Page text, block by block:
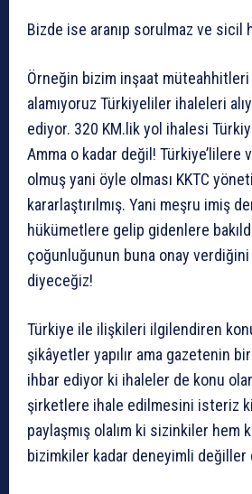
Bizde ise aranıp sorulmaz ve sicil
Örneğin bizim inşaat
alamıyoruz Türkiyeliler ihaleleri
ediyor. 320 KM.lik yol ihalesi
Amma o kadar değil! Türkiye’lilere
olmuş yani öyle olması KKTC
kararlaştırılmış. Yani meşru imiş
hükümetlere gelip gidenlere
çoğunluğunun buna onay
diyeceğiz!
Türkiye ile ilişkileri ilgilendiren
şikâyetler yapılır ama gazetenin
ihbar ediyor ki ihaleler de konu
şirketlere ihale edilmesini isteriz ki
paylaşmış olalım ki sizinkiler hem
bizimkiler kadar deneyimli değiller